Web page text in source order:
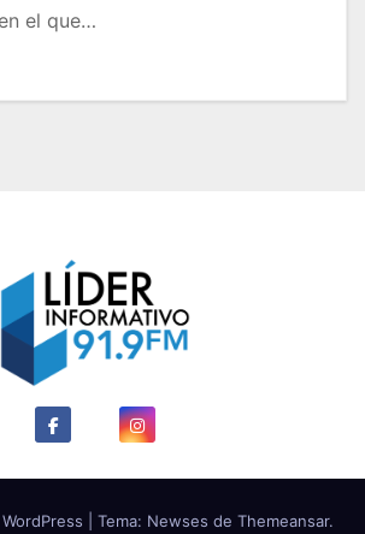
el que…
Tema: Newses de Themeansar.